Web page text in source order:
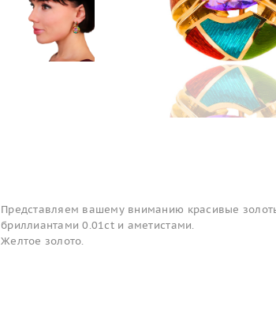
Представляем вашему вниманию красивые
бриллиантами 0.01ct и аметистами.
Желтое золото.